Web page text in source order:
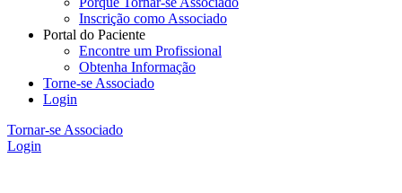
Inscrição como Associado
Portal do Paciente
Encontre um Profissional
Obtenha Informação
Torne-se Associado
Login
Tornar-se Associado
Login